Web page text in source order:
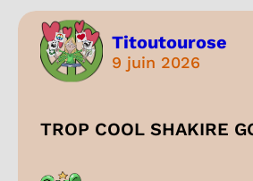
Titoutourose
9 juin 2026
TROP COOL SHAKIRE